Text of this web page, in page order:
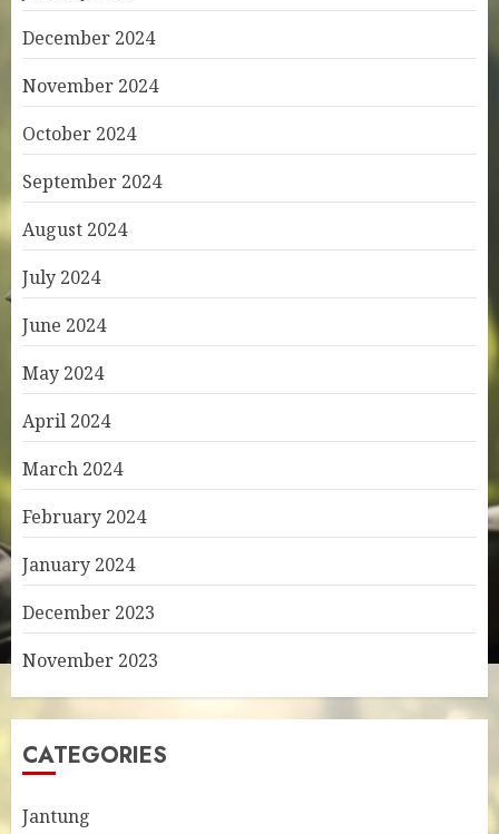
December 2024
November 2024
October 2024
September 2024
August 2024
July 2024
June 2024
May 2024
April 2024
March 2024
February 2024
January 2024
December 2023
November 2023
CATEGORIES
Jantung